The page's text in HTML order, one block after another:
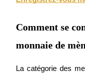
Devenez un trader
Comment se
monnaie de
La catégorie des